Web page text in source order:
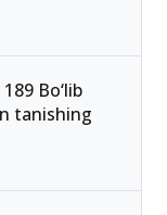
ballari
Bo‘lib
tanishing